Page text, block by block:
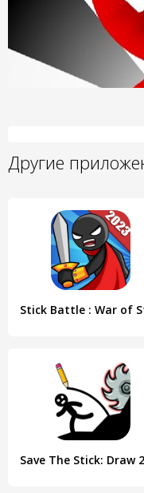
Другие